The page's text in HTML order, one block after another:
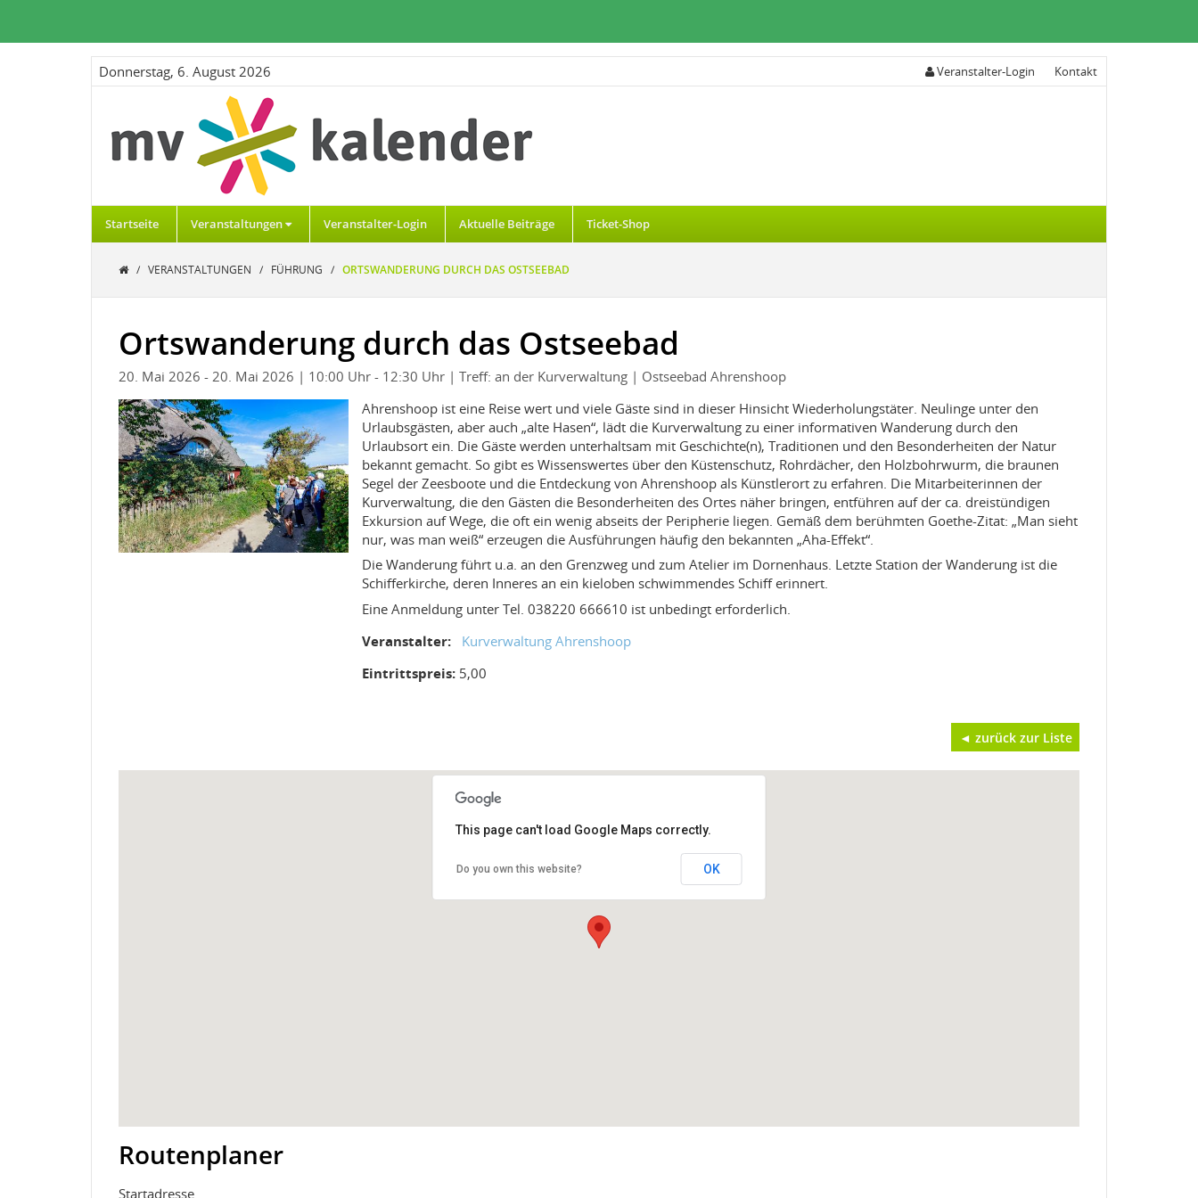
Donnerstag, 6. August 2026 Veranstalter-Login Kontakt
Startseite Veranstaltungen Veranstalter-Login Aktuelle Beiträge Ticket-Shop
/ VERANSTALTUNGEN / FÜHRUNG / ORTSWANDERUNG DURCH DAS OSTSEEBAD
Ortswanderung durch das Ostseebad
20. Mai 2026 - 20. Mai 2026 | 10:00 Uhr - 12:30 Uhr | Treff: an der Kurverwaltung | Ostseebad Ahrenshoop
Ahrenshoop ist eine Reise wert und viele Gäste sind in dieser Hinsicht Wiederholungstäter. Neulinge unter den
Urlaubsgästen, aber auch „alte Hasen“, lädt die Kurverwaltung zu einer informativen Wanderung durch den
Urlaubsort ein. Die Gäste werden unterhaltsam mit Geschichte(n), Traditionen und den Besonderheiten der Natur
bekannt gemacht. So gibt es Wissenswertes über den Küstenschutz, Rohrdächer, den Holzbohrwurm, die braunen
Segel der Zeesboote und die Entdeckung von Ahrenshoop als Künstlerort zu erfahren. Die Mitarbeiterinnen der
Kurverwaltung, die den Gästen die Besonderheiten des Ortes näher bringen, entführen auf der ca. dreistündigen
Exkursion auf Wege, die oft ein wenig abseits der Peripherie liegen. Gemäß dem berühmten Goethe-Zitat: „Man sieht
nur, was man weiß“ erzeugen die Ausführungen häufig den bekannten „Aha-Effekt“.
Die Wanderung führt u.a. an den Grenzweg und zum Atelier im Dornenhaus. Letzte Station der Wanderung ist die
Schifferkirche, deren Inneres an ein kieloben schwimmendes Schiff erinnert.
Eine Anmeldung unter Tel. 038220 666610 ist unbedingt erforderlich.
Veranstalter:
Kurverwaltung Ahrenshoop
Eintrittspreis: 5,00
◄ zurück zur Liste
This page can't load Google Maps correctly.
Do you own this website? OK
Routenplaner
Startadresse